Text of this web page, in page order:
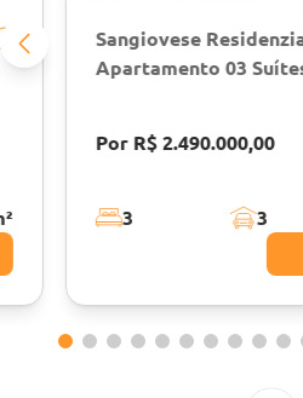
Sangiovese
Apartamento 03
Por R$ 2.490.000,00
3 3